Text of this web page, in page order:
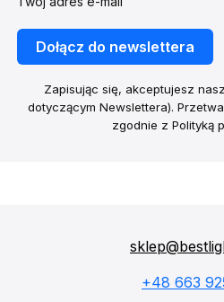
Dołącz do newslettera
Zapisując się, akceptujesz
dotyczącym Newslettera).
zgodnie z Polityką
+48 663